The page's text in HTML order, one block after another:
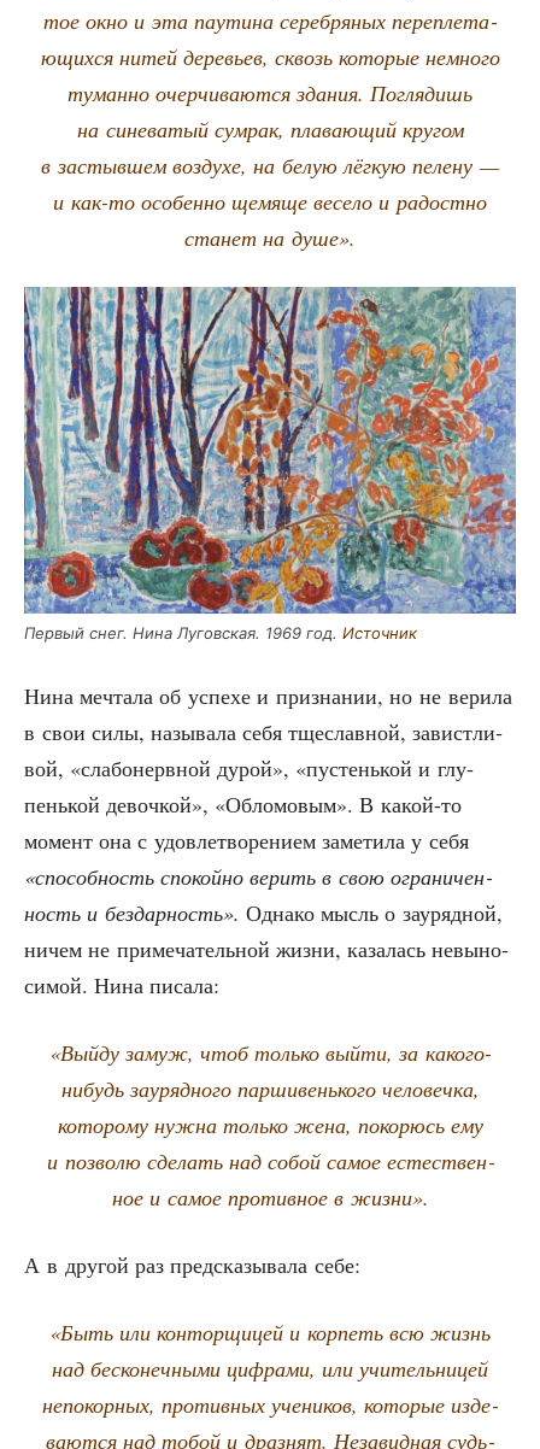
тое окно и эта пау­ти­на сереб­ря­ных пере­пле­та­
ю­щих­ся нитей дере­вьев, сквозь кото­рые немно­го
туман­но очер­чи­ва­ют­ся зда­ния. Погля­дишь
на сине­ва­тый сумрак, пла­ва­ю­щий кру­гом
в застыв­шем воз­ду­хе, на белую лёг­кую пеле­ну —
и как-то осо­бен­но щемя­ще весе­ло и радост­но
ста­нет на душе».
Пер­вый снег. Нина Лугов­ская. 1969 год. Источ­ник
Нина меч­та­ла об успе­хе и при­зна­нии, но не вери­ла
в свои силы, назы­ва­ла себя тще­слав­ной, завист­ли­
вой, «сла­бо­нерв­ной дурой», «пустень­кой и глу­
пень­кой девоч­кой», «Обло­мо­вым». В какой-то
момент она с удо­вле­тво­ре­ни­ем заме­ти­ла у себя
«спо­соб­ность спо­кой­но верить в свою огра­ни­чен­
ность и без­дар­ность». Одна­ко мысль о зауряд­ной,
ничем не при­ме­ча­тель­ной жиз­ни, каза­лась невы­но­
си­мой. Нина писала:
«Вый­ду замуж, чтоб толь­ко вый­ти, за како­го-
нибудь зауряд­но­го пар­ши­вень­ко­го чело­веч­ка,
кото­ро­му нуж­на толь­ко жена, поко­рюсь ему
и поз­во­лю сде­лать над собой самое есте­ствен­
ное и самое про­тив­ное в жизни».
А в дру­гой раз пред­ска­зы­ва­ла себе:
«Быть или кон­тор­щи­цей и кор­петь всю жизнь
над бес­ко­неч­ны­ми циф­ра­ми, или учи­тель­ни­цей
непо­кор­ных, про­тив­ных уче­ни­ков, кото­рые изде­
ва­ют­ся над тобой и драз­нят. Неза­вид­ная судь­